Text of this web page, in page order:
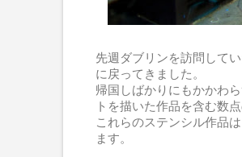
先週ダブリンを訪問して
に戻ってきました。
帰国しばかりにもかかわ
トを描いた作品を含む数
これらのステンシル作品
ます。